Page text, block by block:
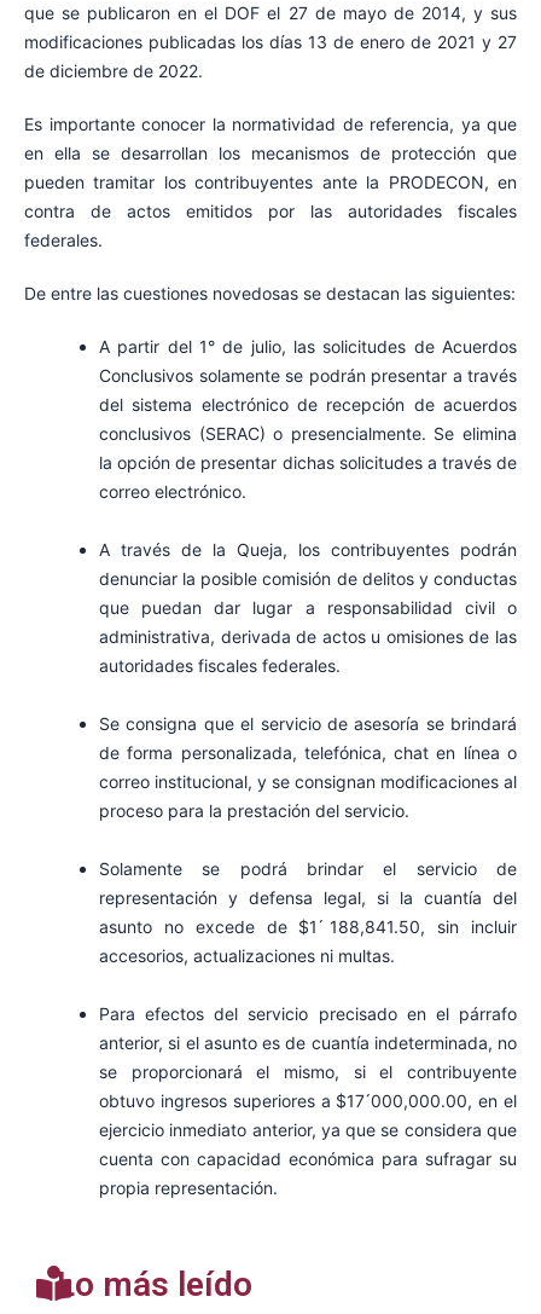
que se publicaron en el DOF el 27 de mayo de 2014, y sus
modificaciones publicadas los días 13 de enero de 2021 y 27
de diciembre de 2022.
Es importante conocer la normatividad de referencia, ya que
en ella se desarrollan los mecanismos de protección que
pueden tramitar los contribuyentes ante la PRODECON, en
contra de actos emitidos por las autoridades fiscales
federales.
De entre las cuestiones novedosas se destacan las siguientes:
A partir del 1° de julio, las solicitudes de Acuerdos
Conclusivos solamente se podrán presentar a través
del sistema electrónico de recepción de acuerdos
conclusivos (SERAC) o presencialmente. Se elimina
la opción de presentar dichas solicitudes a través de
correo electrónico.
A través de la Queja, los contribuyentes podrán
denunciar la posible comisión de delitos y conductas
que puedan dar lugar a responsabilidad civil o
administrativa, derivada de actos u omisiones de las
autoridades fiscales federales.
Se consigna que el servicio de asesoría se brindará
de forma personalizada, telefónica, chat en línea o
correo institucional, y se consignan modificaciones al
proceso para la prestación del servicio.
Solamente se podrá brindar el servicio de
representación y defensa legal, si la cuantía del
asunto no excede de $1 ́188,841.50, sin incluir
accesorios, actualizaciones ni multas.
Para efectos del servicio precisado en el párrafo
anterior, si el asunto es de cuantía indeterminada, no
se proporcionará el mismo, si el contribuyente
obtuvo ingresos superiores a $17 ́000,000.00, en el
ejercicio inmediato anterior, ya que se considera que
cuenta con capacidad económica para sufragar su
propia representación.
Lo más leído